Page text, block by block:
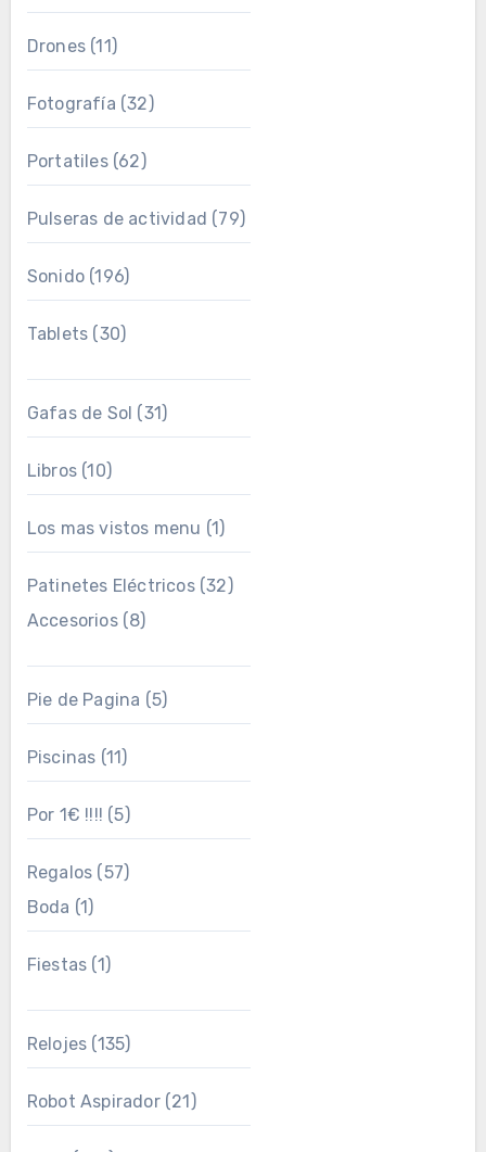
Drones(11)
Fotografía (32)
Portatiles(62)
Pulseras de actividad (79)
Sonido(196)
Tablets (30)
Gafas de Sol (31)
Libros(10)
Los mas vistos menu (1)
Patinetes Eléctricos(32)
Accesorios(8)
Pie de Pagina (5)
Piscinas (11)
Por 1€ !!!! (5)
Regalos (57)
Boda (1)
Fiestas (1)
Relojes (135)
Robot Aspirador(21)